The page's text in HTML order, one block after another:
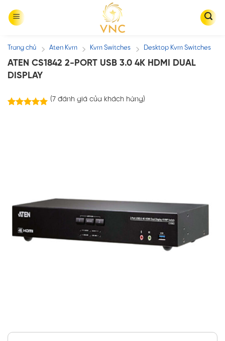
Trang chủ / Aten Kvm / Kvm Switches / Desktop Kvm Switches
ATEN CS1842 2-PORT USB 3.0 4K HDMI DUAL
DISPLAY
(7đánh giá của khách hàng)